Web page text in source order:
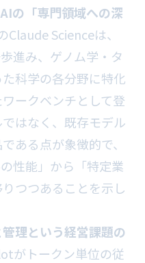
AIの「専門領域への深
Scienceは、
進み、ゲノム学・タ
科学の各分野に特化
ークベンチとして登
はなく、既存モデル
ある点が象徴的で、
性能」から「特定業
つつあることを示し
理という経営課題の
がトークン単位の従